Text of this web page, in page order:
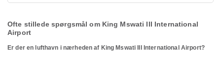
Ofte stillede spørgsmål om King Mswati III International
Airport
Er der en lufthavn i nærheden af King Mswati III International Airport?